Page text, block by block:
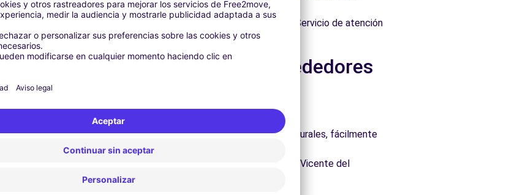
o cerca de los aeropuertos.
intuitiva le permite reservar su vehículo en pocos minutos. Servicio de atención
a todas sus preguntas.
de San Vicente del Raspeig y alrededores
calles del casco antiguo y descubra su patrimonio arquitectónico.
de los parques y jardines para un descanso en plena naturaleza.
de la Costa Blanca y Dorada, el interior valenciano, los parques naturales, fácilmente
la gastronomía regional en los restaurantes y mercados de San Vicente del